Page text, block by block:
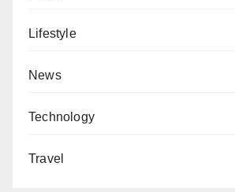
Lifestyle
News
Technology
Travel